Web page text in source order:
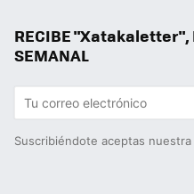
RECIBE "Xatakaletter",
SEMANAL
Suscribiéndote aceptas nuestra